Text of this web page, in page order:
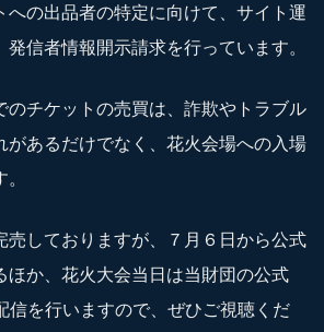
への出品者の特定に向けて、サイト運
信者情報開示請求を行っています。
のチケットの売買は、詐欺やトラブル
があるだけでなく、花火会場への入場
売しておりますが、７月６日から公式
ほか、花火大会当日は当財団の公式
信を行いますので、ぜひご視聴くだ